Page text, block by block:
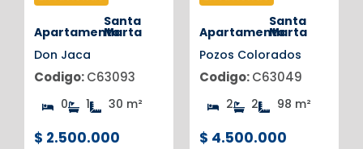
Apartamento
Santa
Marta
Don Jaca
Codigo:C63093
0 1 30 m²
$ 2.500.000
Apartamento
Santa
Marta
Pozos Colorados
Codigo:C63049
2 2 98 m²
$ 4.500.000